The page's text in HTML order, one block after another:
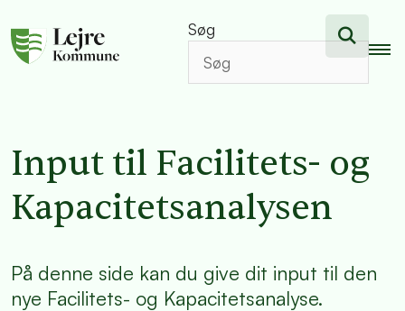
Søg
Input til Facilitets- og
Kapacitetsanalysen
På denne side kan du give dit input til den
nye Facilitets- og Kapacitetsanalyse.